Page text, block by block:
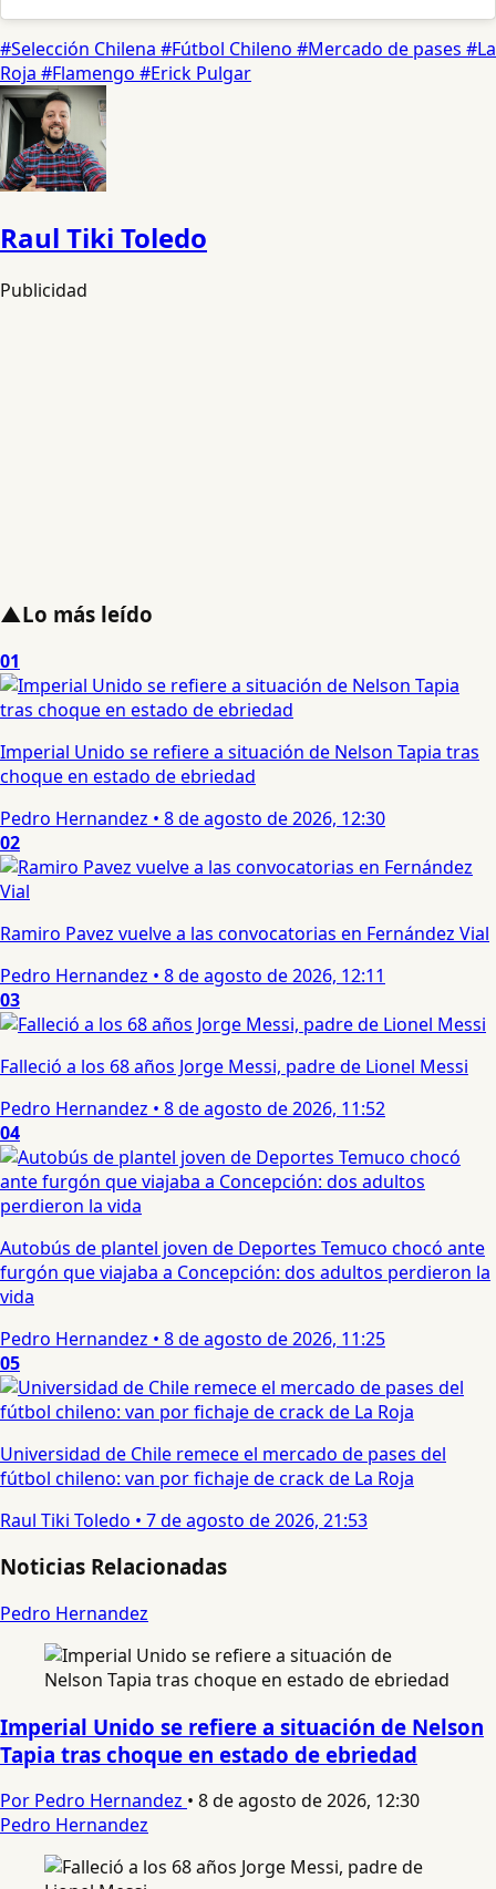
#Selección Chilena #Fútbol Chileno #Mercado de pases #La
Roja #Flamengo #Erick Pulgar
Raul Tiki Toledo
Publicidad
▲Lo más leído
01
Imperial Unido se refiere a situación de Nelson Tapia tras
choque en estado de ebriedad
Pedro Hernandez • 8 de agosto de 2026, 12:30
02
Ramiro Pavez vuelve a las convocatorias en Fernández Vial
Pedro Hernandez • 8 de agosto de 2026, 12:11
03
Falleció a los 68 años Jorge Messi, padre de Lionel Messi
Pedro Hernandez • 8 de agosto de 2026, 11:52
04
Autobús de plantel joven de Deportes Temuco chocó ante
furgón que viajaba a Concepción: dos adultos perdieron la
vida
Pedro Hernandez • 8 de agosto de 2026, 11:25
05
Universidad de Chile remece el mercado de pases del
fútbol chileno: van por fichaje de crack de La Roja
Raul Tiki Toledo • 7 de agosto de 2026, 21:53
Noticias Relacionadas
Pedro Hernandez
Imperial Unido se refiere a situación de Nelson
Tapia tras choque en estado de ebriedad
Por Pedro Hernandez • 8 de agosto de 2026, 12:30
Pedro Hernandez